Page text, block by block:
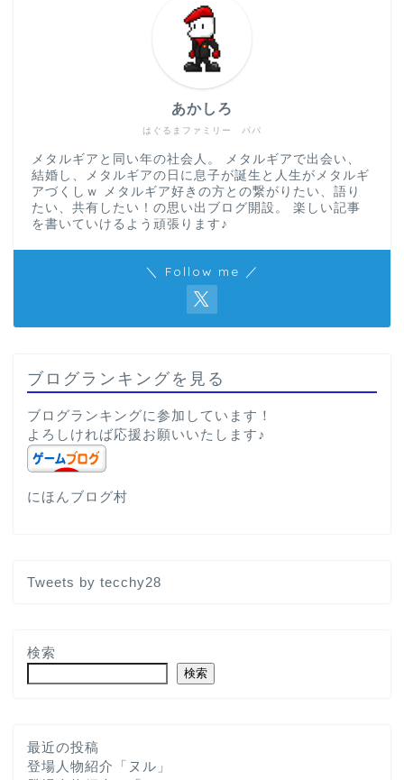
はぐるまファミリー パパ
あかしろ
メタルギアと同い年の社会人。 メタルギアで出会い、
結婚し、メタルギアの日に息子が誕生と人生がメタルギ
アづくしｗ メタルギア好きの方との繋がりたい、語り
たい、共有したい！の思い出ブログ開設。 楽しい記事
を書いていけるよう頑張ります♪
＼ Follow me ／
ブログランキングを見る
ブログランキングに参加しています！
よろしければ応援お願いいたします♪
にほんブログ村
Tweets by tecchy28
検索
検索
最近の投稿
登場人物紹介「ヌル」